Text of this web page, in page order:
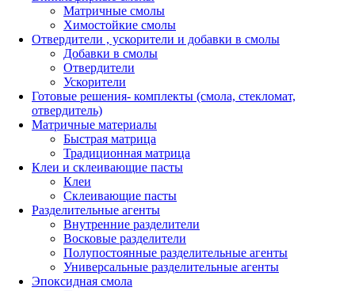
Матричные смолы
Химостойкие смолы
Отвердители , ускорители и добавки в смолы
Добавки в смолы
Отвердители
Ускорители
Готовые решения- комплекты (смола, стекломат,
отвердитель)
Матричные материалы
Быстрая матрица
Традиционная матрица
Клеи и склеивающие пасты
Клеи
Склеивающие пасты
Разделительные агенты
Внутренние разделители
Восковые разделители
Полупостоянные разделительные агенты
Универсальные разделительные агенты
Эпоксидная смола